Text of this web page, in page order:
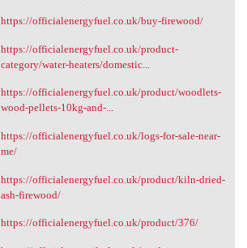
https://officialenergyfuel.co.uk/buy-firewood/
https://officialenergyfuel.co.uk/product-
category/water-heaters/domestic...
https://officialenergyfuel.co.uk/product/woodlets-
wood-pellets-10kg-and-...
https://officialenergyfuel.co.uk/logs-for-sale-near-
me/
https://officialenergyfuel.co.uk/product/kiln-dried-
ash-firewood/
https://officialenergyfuel.co.uk/product/376/